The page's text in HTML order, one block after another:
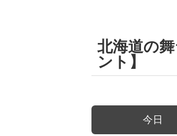
北海道の
ント】
今日